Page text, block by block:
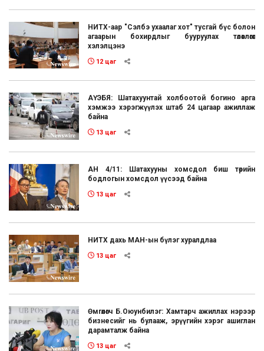
НИТХ-аар "Сэлбэ ухаалаг хот" тусгай бүс болон
агаарын бохирдлыг бууруулах төлөвлөгөөг
хэлэлцэнэ
12 цаг
АҮЭБЯ: Шатахуунтай холбоотой богино арга
хэмжээ хэрэгжүүлэх штаб 24 цагаар ажиллаж
байна
13 цаг
АН 4/11: Шатахууны хомсдол биш төрийн
бодлогын хомсдол үүсээд байна
13 цаг
НИТХ дахь МАН-ын бүлэг хуралдлаа
13 цаг
Өмгөөлөгч Б.Оюунбилэг: Хамтарч ажиллах нэрээр
бизнесийг нь булааж, эрүүгийн хэрэг ашиглан
дарамталж байна
13 цаг